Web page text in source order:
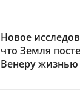
Новое
что Земля
Венеру жизнью